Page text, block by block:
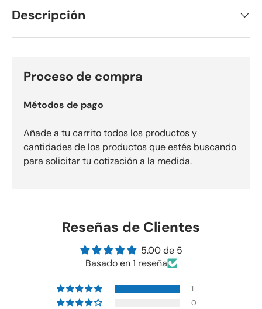
Descripción
Proceso de compra
Métodos de pago
Añade a tu carrito todos los productos y
cantidades de los productos que estés buscando
para solicitar tu cotización a la medida.
Reseñas de Clientes
5.00 de 5
Basado en 1 reseña
1
0